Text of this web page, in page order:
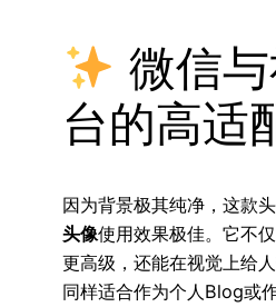
微信
台的高适
因为背景极其纯净，这款
头像使用效果极佳。它不
更高级，还能在视觉上给
同样适合作为个人Blog或